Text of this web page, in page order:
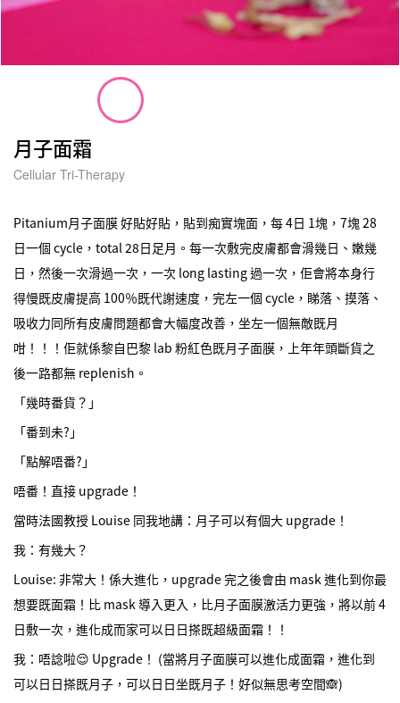
月子面霜
Cellular Tri-Therapy
Pitanium月子面膜 好貼好貼，貼到痴實塊面，每 4日 1塊，7塊 28
日一個 cycle，total 28日足月。每一次敷完皮膚都會滑幾日、嫩幾
日，然後一次滑過一次，一次 long lasting 過一次，佢會將本身行
得慢既皮膚提高 100％既代謝速度，完左一個 cycle，睇落、摸落、
吸收力同所有皮膚問題都會大幅度改善，坐左一個無敵既月
咁！！！佢就係黎自巴黎 lab 粉紅色既月子面膜，上年年頭斷貨之
後一路都無 replenish。
「幾時番貨？」
「番到未?」
「點解唔番?」
唔番！直接 upgrade！
當時法國教授 Louise 同我地講：月子可以有個大 upgrade！
我：有幾大？
Louise: 非常大！係大進化，upgrade 完之後會由 mask 進化到你最
想要既面霜！比 mask 導入更入，比月子面膜激活力更強，將以前 4
日敷一次，進化成而家可以日日搽既超級面霜！！
我：唔諗啦😌 Upgrade！ (當將月子面膜可以進化成面霜，進化到
可以日日搽既月子，可以日日坐既月子！好似無思考空間🙈)